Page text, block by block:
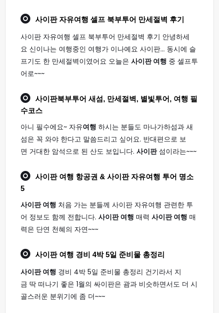
사이판자유여행 셀프 북부투어 만세절벽 후기
사이판 자유여행 셀프 북부투어 만세절벽 후기 안녕하세
요 신이나는 여행중인 여행가 이나예요 사이판... 동시에 슬
프기도 한 만세절벽이였어요 오늘은 사이판 여행 중 셀프투
어로~~~
사이판북부투어 새섬, 만세절벽, 별빛투어, 여행 필
수코스
아니 필수에요~ 자유여행 하시는 분들도 마나가하섬과 새
섬은 꼭 와야 한다고 말씀드리고 싶어요. 반대편으로 보
면 거대한 암석으로 된 산도 보입니다. 사이판섬이라는~~~
사이판 여행 항공권 & 사이판 자유여행 투어 명소
5
사이판 여행 처음 가는 분들께 사이판 자유여행 관련한 투
어 정보도 함께 전합니다. 사이판 여행 매력 사이판 여행 매
력은 단연 천혜의 자연~~~
사이판 여행 경비 4박 5일 준비물 총정리
사이판 여행 경비 4박 5일 준비물 총정리 건기라서 지
금 딱 떠나기 좋은 1월의 싸이판은 괌과 비슷하면서도 더 시
골스러운 분위기에 좀 더~~~